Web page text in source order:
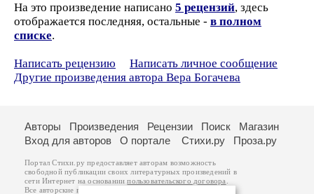
На это произведение написано 5 рецензий, здесь
отображается последняя, остальные - в полном
списке.
Написать рецензию
Написать личное сообщение
Другие произведения автора Вера Богачева
Авторы Произведения Рецензии Поиск
Магазин
Вход для авторов
О портале Стихи.ру Проза.ру
Портал Стихи.ру предоставляет авторам возможность
свободной публикации своих литературных произведений в
сети Интернет на основаниипользовательского договора
Все авторские права на произведения принадлежат авторам